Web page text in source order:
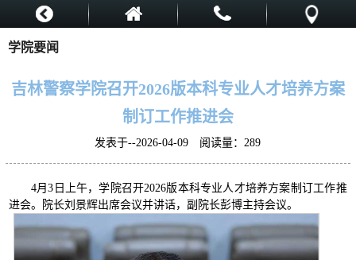
学院要闻
吉林警察学院召开2026版本科专业人才培养方案
制订工作推进会
发表于--2026-04-09 阅读量：289
4月3日上午，学院召开2026版本科专业人才培养方案制订工作推
进会。院长刘景辉出席会议并讲话，副院长彭博主持会议。